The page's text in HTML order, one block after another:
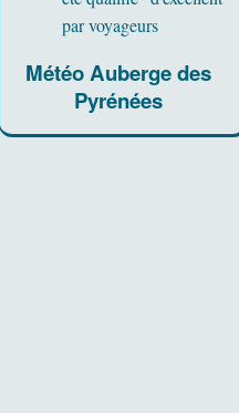
par voyageurs
Météo Auberge des
Pyrénées